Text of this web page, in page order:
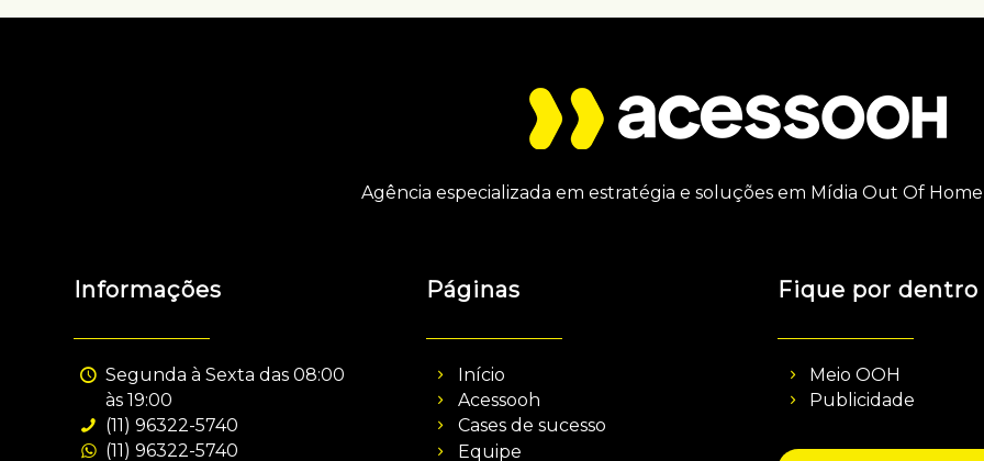
Agência especializada em estratégia e soluções em Mídia Out Of
Informações
Segunda à Sexta das 08:00
às 19:00
(11) 96322-5740
(11) 96322-5740
Páginas
Início
Acessooh
Cases de sucesso
Equipe
Fique por dentro
Meio OOH
Publicidade